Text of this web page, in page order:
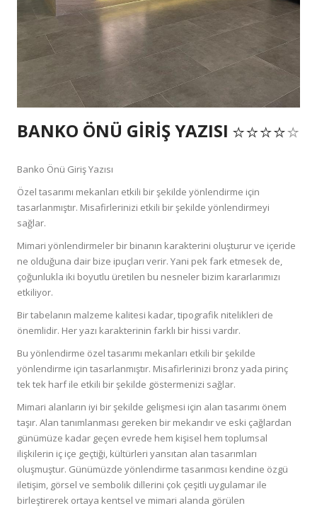
BANKO ÖNÜ GIRIŞ YAZISI
Banko Önü Giriş Yazısı
Özel tasarımı mekanları etkili bir şekilde yönlendirme için
tasarlanmıştır. Misafirlerinizi etkili bir şekilde yönlendirmeyi
sağlar.
Mimari yönlendirmeler bir binanın karakterini oluşturur ve içeride
ne olduğuna dair bize ipuçları verir. Yani pek fark etmesek de,
çoğunlukla iki boyutlu üretilen bu nesneler bizim kararlarımızı
etkiliyor.
Bir tabelanın malzeme kalitesi kadar, tipografik nitelikleri de
önemlidir. Her yazı karakterinin farklı bir hissi vardır.
Bu yönlendirme özel tasarımı mekanları etkili bir şekilde
yönlendirme için tasarlanmıştır. Misafirlerinizi bronz yada pirinç
tek tek harf ile etkili bir şekilde göstermenizi sağlar.
Mimari alanların iyi bir şekilde gelişmesi için alan tasarımı önem
taşır. Alan tanımlanması gereken bir mekandır ve eski çağlardan
günümüze kadar geçen evrede hem kişisel hem toplumsal
ilişkilerin iç içe geçtiği, kültürleri yansıtan alan tasarımları
oluşmuştur. Günümüzde yönlendirme tasarımcısı kendine özgü
iletişim, görsel ve sembolik dillerini çok çeşitli uygulamar ile
birleştirerek ortaya kentsel ve mimari alanda görülen